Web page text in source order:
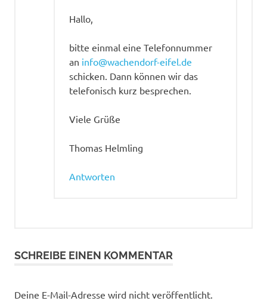
Hallo,
bitte einmal eine Telefonnummer
an info@wachendorf-eifel.de
schicken. Dann können wir das
telefonisch kurz besprechen.
Viele Grüße
Thomas Helmling
Antworten
SCHREIBE EINEN KOMMENTAR
Deine E-Mail-Adresse wird nicht veröffentlicht.